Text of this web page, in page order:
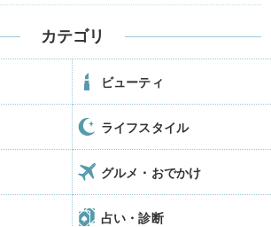
カテゴリ
ビューティ
ライフスタイル
グルメ・おでかけ
占い・診断